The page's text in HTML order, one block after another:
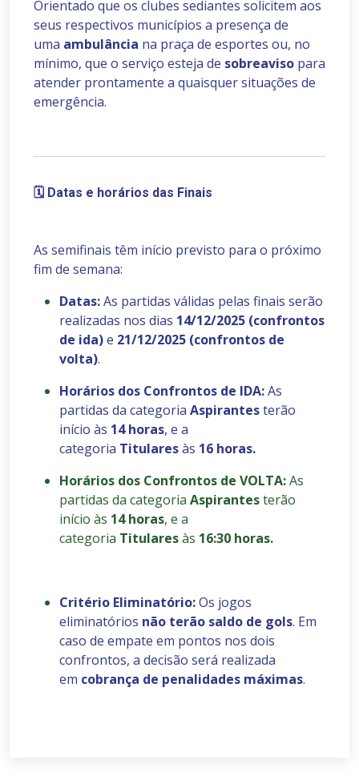
Orientado que os clubes sediantes solicitem aos
seus respectivos municípios a presença de
uma ambulância na praça de esportes ou, no
mínimo, que o serviço esteja de sobreaviso para
atender prontamente a quaisquer situações de
emergência.
🗓️ Datas e horários das Finais
As semifinais têm início previsto para o próximo
fim de semana:
Datas:As partidas válidas pelas finais serão
realizadas nos dias 14/12/2025 (confrontos
de ida)e 21/12/2025 (confrontos de
volta).
Horários dos Confrontos de IDA:As
partidas da categoria Aspirantesterão
início às 14 horas, e a
categoria Titularesàs 16 horas.
Horários dos Confrontos de VOLTA:As
partidas da categoria Aspirantesterão
início às 14 horas, e a
categoria Titularesàs 16:30 horas.
Critério Eliminatório:Os jogos
eliminatórios não terão saldo de gols. Em
caso de empate em pontos nos dois
confrontos, a decisão será realizada
em cobrança de penalidades máximas.